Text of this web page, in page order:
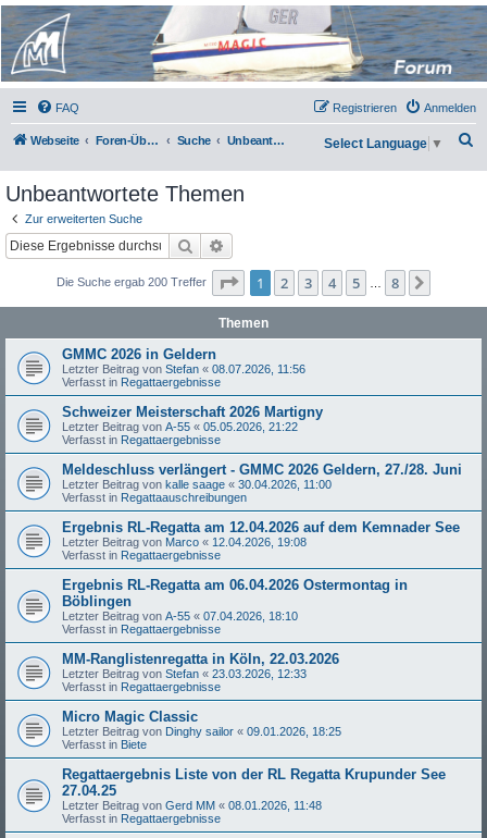
Micro Magic Forum
Deutschland
FAQ Anmelden
Registrieren
Webseite Foren-Übersicht Suche Unbeantwortete Themen Select Language ▼
Unbeantwortete Themen
Zur erweiterten Suche
Suche
Die Suche ergab 200 Treffer Seite 1von
1 2 3 4 5 8
Themen
GMMC 2026 in Geldern
Letzter Beitrag von Stefan « 08.07.2026, 11:56
Verfasst in Regattaergebnisse
Schweizer Meisterschaft 2026 Martigny
Letzter Beitrag von A-55 « 05.05.2026, 21:22
Verfasst in Regattaergebnisse
Meldeschluss verlängert - GMMC 2026 Geldern, 27./28. Juni
Letzter Beitrag von kalle saage « 30.04.2026, 11:00
Verfasst in Regattaauschreibungen
Ergebnis RL-Regatta am 12.04.2026 auf dem Kemnader See
Letzter Beitrag von Marco « 12.04.2026, 19:08
Verfasst in Regattaergebnisse
Ergebnis RL-Regatta am 06.04.2026 Ostermontag in
Böblingen
Letzter Beitrag von A-55 « 07.04.2026, 18:10
Verfasst in Regattaergebnisse
MM-Ranglistenregatta in Köln, 22.03.2026
Letzter Beitrag von Stefan « 23.03.2026, 12:33
Verfasst in Regattaergebnisse
Micro Magic Classic
Letzter Beitrag von Dinghy sailor « 09.01.2026, 18:25
Verfasst in Biete
Regattaergebnis Liste von der RL Regatta Krupunder See
27.04.25
Letzter Beitrag von Gerd MM « 08.01.2026, 11:48
Verfasst in Regattaergebnisse